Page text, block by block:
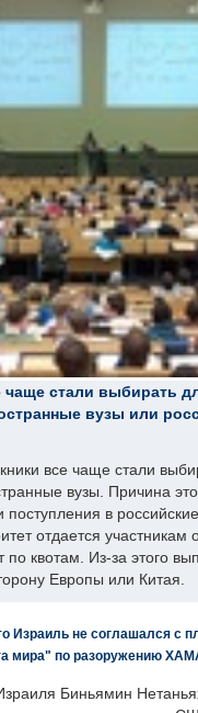
чаще стали выбирать
вузы или
все чаще стали
вузы. Причина
поступления в
отдается участникам
по квотам. Из-за этого
Европы или Китая.
Израиль не соглашался с
мира" по разоружению
Биньямин